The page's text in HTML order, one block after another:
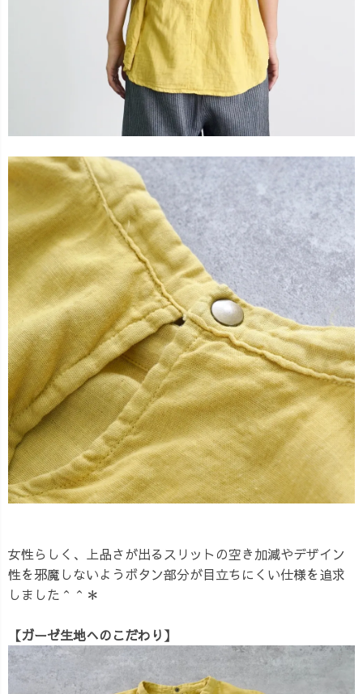
女性らしく、上品さが出るスリットの空き加減やデザイン
性を邪魔しないようボタン部分が目立ちにくい仕様を追求
しました＾＾＊
【ガーゼ生地へのこだわり】